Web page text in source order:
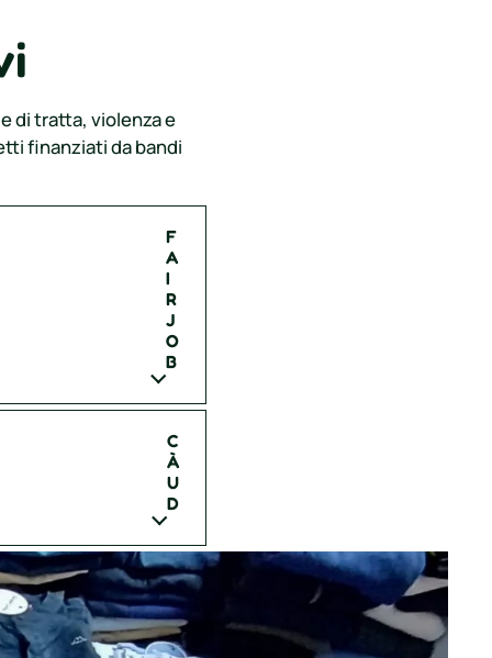
di tratta, violenza e
finanziati da bandi
F
A
I
R
J
O
B
C
À
U
D